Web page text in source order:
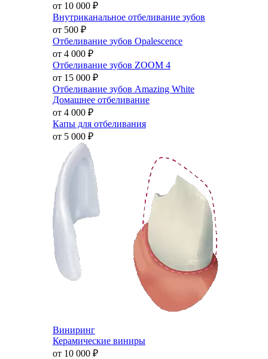
от 10 000 ₽
Внутриканальное отбеливание зубов
от 500 ₽
Отбеливание зубов Opalescence
от 4 000 ₽
Отбеливание зубов ZOOM 4
от 15 000 ₽
Отбеливание зубов Amazing White
Домашнее отбеливание
от 4 000 ₽
Капы для отбеливания
от 5 000 ₽
Виниринг
Керамические виниры
от 10 000 ₽